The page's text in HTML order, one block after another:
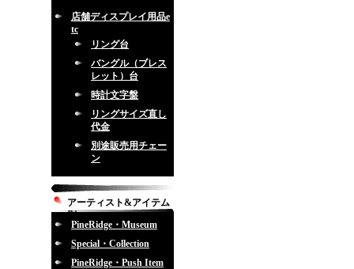
店舗ディスプレイ用品e
tc
リング台
バングル（ブレス
レット）台
時計文字盤
リングサイズ直し
代金
別途販売用チェー
ン
アーティスト&アイテム
別
PineRidge・Museum
Special・Collection
PineRidge・Push Item